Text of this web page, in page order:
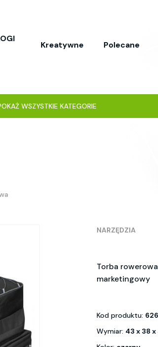
Kreatywne Polecane
WSZYSTKIE KATEGORIE
NARZĘDZIA
Torba
marketingowy
Kod produktu:
Wymiar: 43 x 38 x